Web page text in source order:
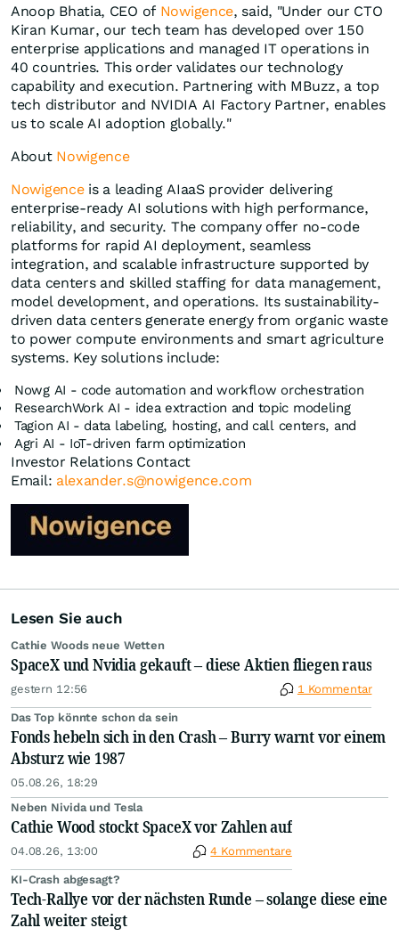
Anoop Bhatia, CEO of Nowigence, said, "Under our CTO
Kiran Kumar, our tech team has developed over 150
enterprise applications and managed IT operations in
40 countries. This order validates our technology
capability and execution. Partnering with MBuzz, a top
tech distributor and NVIDIA AI Factory Partner, enables
us to scale AI adoption globally."
About Nowigence
Nowigenceis a leading AIaaS provider delivering
enterprise-ready AI solutions with high performance,
reliability, and security. The company offer no-code
platforms for rapid AI deployment, seamless
integration, and scalable infrastructure supported by
data centers and skilled staffing for data management,
model development, and operations. Its sustainability-
driven data centers generate energy from organic waste
to power compute environments and smart agriculture
systems. Key solutions include:
Nowg AI - code automation and workflow orchestration
ResearchWork AI - idea extraction and topic modeling
Tagion AI - data labeling, hosting, and call centers, and
Agri AI - IoT-driven farm optimization
Investor Relations Contact
Email: alexander.s@nowigence.com
Lesen Sie auch
Cathie Woods neue Wetten
SpaceX und Nvidia gekauft – diese Aktien fliegen raus
gestern 12:56 1 Kommentar
Das Top könnte schon da sein
Fonds hebeln sich in den Crash – Burry warnt vor einem
Absturz wie 1987
05.08.26, 18:29
Neben Nivida und Tesla
Cathie Wood stockt SpaceX vor Zahlen auf
04.08.26, 13:00 4 Kommentare
KI-Crash abgesagt?
Tech-Rallye vor der nächsten Runde – solange diese eine
Zahl weiter steigt